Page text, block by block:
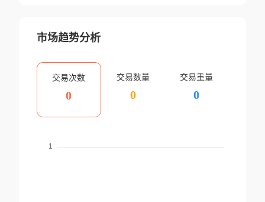
市场趋势分析
交易次数
0
交易数量
0
交易重量
0